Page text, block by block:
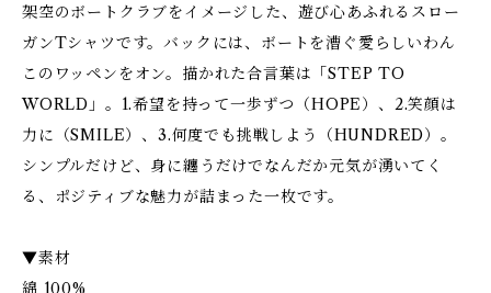
架空のボートクラブをイメージした、遊び心あふれるスロー
ガンTシャツです。バックには、ボートを漕ぐ愛らしいわん
このワッペンをオン。描かれた合言葉は「STEP TO
WORLD」。1.希望を持って一歩ずつ（HOPE）、2.笑顔は
力に（SMILE）、3.何度でも挑戦しよう（HUNDRED）。
シンプルだけど、身に纏うだけでなんだか元気が湧いてく
る、ポジティブな魅力が詰まった一枚です。
▼素材
綿 100%